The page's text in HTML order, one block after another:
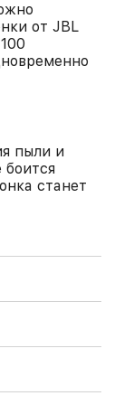
от JBL
пыли и
боится
станет